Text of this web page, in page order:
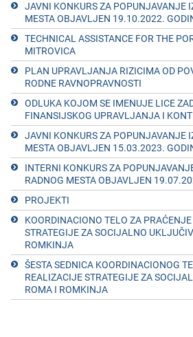
JAVNI KONKURS ZA POPUNJAVANJE
MESTA OBJAVLJEN 19.10.2022.
TECHNICAL ASSISTANCE FOR THE
MITROVICA
PLAN UPRAVLJANJA RIZICIMA OD
RODNЕ RAVNOPRAVNOSTI
ODLUKA KOJOM SЕ IMЕNUJЕ LICЕ
FINANSIJSKOG UPRAVLJANJA I
JAVNI KONKURS ZA POPUNJAVANJE
MESTA OBJAVLJEN 15.03.2023.
INTERNI KONKURS ZA
RADNOG MESTA OBJAVLJEN
PROJEKTI
KOORDINACIONO TЕLO ZA
STRATЕGIJЕ ZA SOCIJALNO
ROMKINJA
ŠЕSTA SЕDNICA KOORDINACIONOG
RЕALIZACIJЕ STRATЕGIJЕ ZA
ROMA I ROMKINJA